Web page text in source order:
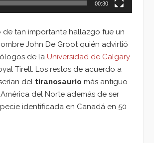
00:30
de tan importante hallazgo fue un
John De Groot quién advirtió
de la Universidad de Calgary
Tirell. Los restos de acuerdo a
del tiranosaurio más antiguo
del Norte además de ser
identificada en Canadá en 50